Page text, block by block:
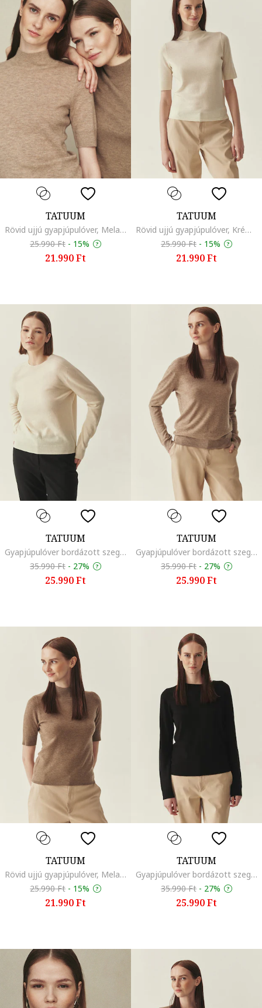
TATUUM
Rövid ujjú gyapjúpulóver, Melange világosbarna
25.990 Ft - 15%
21.990 Ft
TATUUM
Rövid ujjú gyapjúpulóver, Krémszín
25.990 Ft - 15%
21.990 Ft
TATUUM
Gyapjúpulóver bordázott szegélyekkel, Krémszín
35.990 Ft - 27%
25.990 Ft
TATUUM
Gyapjúpulóver bordázott szegélyekkel, Melange világosbarna
35.990 Ft - 27%
25.990 Ft
TATUUM
Rövid ujjú gyapjúpulóver, Melange barna
25.990 Ft - 15%
21.990 Ft
TATUUM
Gyapjúpulóver bordázott szegélyekkel, Fekete
35.990 Ft - 27%
25.990 Ft